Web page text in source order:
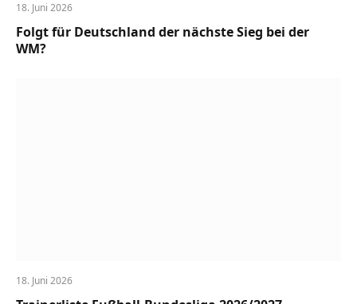
18. Juni 2026
Folgt für Deutschland der nächste Sieg bei der
WM?
18. Juni 2026